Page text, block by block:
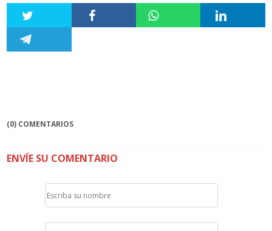
(0) COMENTARIOS
ENVÍE SU COMENTARIO